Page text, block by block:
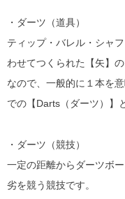
・ダーツ（道具）
ティップ・バレル・シャ
わせてつくられた【矢】
なので、一般的に１本を
での【Darts（ダーツ）】
・ダーツ（競技）
一定の距離からダーツボ
劣を競う競技です。